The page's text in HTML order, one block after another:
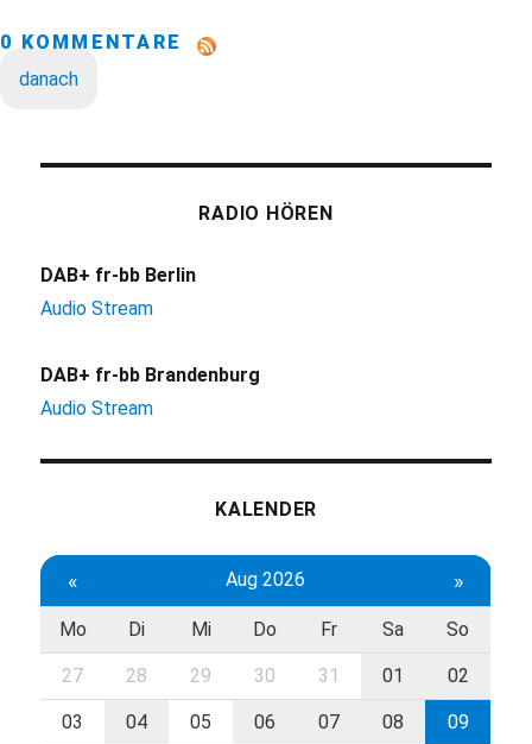
0 KOMMENTARE
danach
RADIO HÖREN
DAB+ fr-bb Berlin
Audio Stream
DAB+ fr-bb Brandenburg
Audio Stream
KALENDER
« Aug 2026 »
Mo Di Mi Do Fr Sa So
27 28 29 30 31 01 02
03 04 05 06 07 08 09